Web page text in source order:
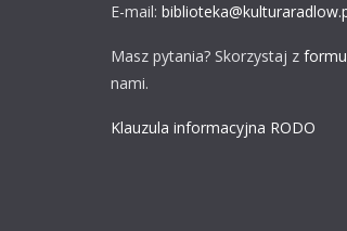
E-mail:
Masz pytania? Skorzystaj z
nami.
Klauzula informacyjna RODO